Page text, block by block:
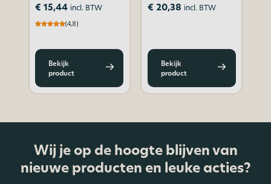
€ 15,44 incl. BTW
(4,8)
Bekijk
product
€ 20,38 incl. BTW
Bekijk
product
Wij je op de hoogte blijven van
nieuwe producten en leuke acties?